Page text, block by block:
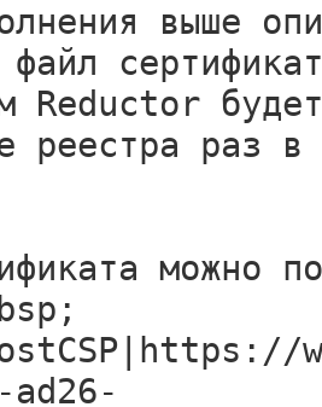
выше
файл
Reductor
реестра раз
можно
ad26-